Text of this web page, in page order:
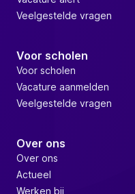
Veelgestelde vragen
Voor scholen
Voor scholen
Vacature aanmelden
Veelgestelde vragen
Over ons
Over ons
Actueel
Werken bij